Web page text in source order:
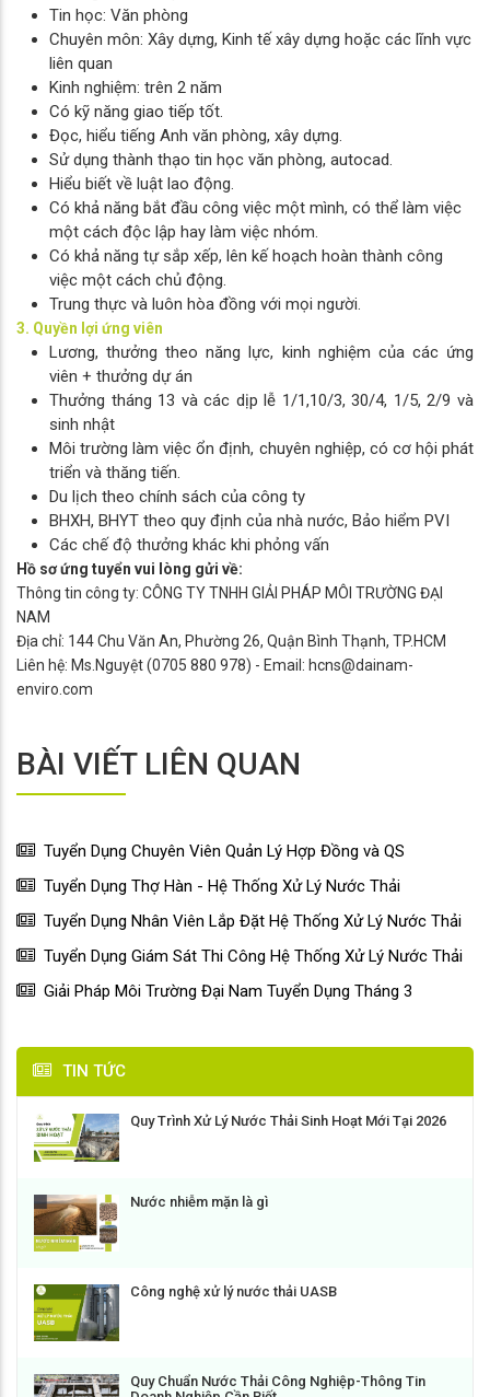
Tin học: Văn phòng
Chuyên môn: Xây dựng, Kinh tế xây dựng hoặc các lĩnh vực
liên quan
Kinh nghiệm: trên 2 năm
Có kỹ năng giao tiếp tốt.
Đọc, hiểu tiếng Anh văn phòng, xây dựng.
Sử dụng thành thạo tin học văn phòng, autocad.
Hiểu biết về luật lao động.
Có khả năng bắt đầu công việc một mình, có thể làm việc
một cách độc lập hay làm việc nhóm.
Có khả năng tự sắp xếp, lên kế hoạch hoàn thành công
việc một cách chủ động.
Trung thực và luôn hòa đồng với mọi người.
3. Quyền lợi ứng viên
Lương, thưởng theo năng lực, kinh nghiệm của các ứng
viên + thưởng dự án
Thưởng tháng 13 và các dịp lễ 1/1,10/3, 30/4, 1/5, 2/9 và
sinh nhật
Môi trường làm việc ổn định, chuyên nghiệp, có cơ hội phát
triển và thăng tiến.
Du lịch theo chính sách của công ty
BHXH, BHYT theo quy định của nhà nước, Bảo hiểm PVI
Các chế độ thưởng khác khi phỏng vấn
Hồ sơ ứng tuyển vui lòng gửi về:
Thông tin công ty: CÔNG TY TNHH GIẢI PHÁP MÔI TRƯỜNG ĐẠI
NAM
Địa chỉ: 144 Chu Văn An, Phường 26, Quận Bình Thạnh, TP.HCM
Liên hệ: Ms.Nguyệt (0705 880 978) - Email: hcns@dainam-
enviro.com
BÀI VIẾT LIÊN QUAN
Tuyển Dụng Chuyên Viên Quản Lý Hợp Đồng và QS
Tuyển Dụng Thợ Hàn - Hệ Thống Xử Lý Nước Thải
Tuyển Dụng Nhân Viên Lắp Đặt Hệ Thống Xử Lý Nước Thải
Tuyển Dụng Giám Sát Thi Công Hệ Thống Xử Lý Nước Thải
Giải Pháp Môi Trường Đại Nam Tuyển Dụng Tháng 3
TIN TỨC
Quy Trình Xử Lý Nước Thải Sinh Hoạt Mới Tại 2026
Nước nhiễm mặn là gì
Công nghệ xử lý nước thải UASB
Quy Chuẩn Nước Thải Công Nghiệp-Thông Tin